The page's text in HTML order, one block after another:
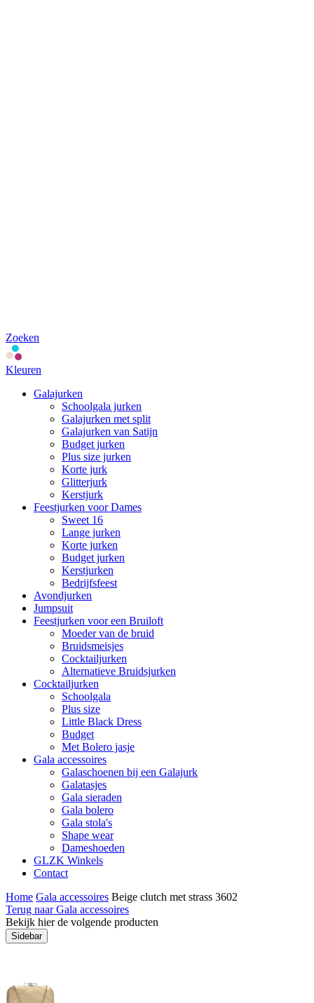
Zoeken
Kleuren
Galajurken
Schoolgala jurken
Galajurken met split
Galajurken van Satijn
Budget jurken
Plus size jurken
Korte jurk
Glitterjurk
Kerstjurk
Feestjurken voor Dames
Sweet 16
Lange jurken
Korte jurken
Budget jurken
Kerstjurken
Bedrijfsfeest
Avondjurken
Jumpsuit
Feestjurken voor een Bruiloft
Moeder van de bruid
Bruidsmeisjes
Cocktailjurken
Alternatieve Bruidsjurken
Cocktailjurken
Schoolgala
Plus size
Little Black Dress
Budget
Met Bolero jasje
Gala accessoires
Galaschoenen bij een Galajurk
Galatasjes
Gala sieraden
Gala bolero
Gala stola's
Shape wear
Dameshoeden
GLZK Winkels
Contact
Home Gala accessoires Beige clutch met strass 3602
Terug naar Gala accessoires
Bekijk hier de volgende producten
Sidebar